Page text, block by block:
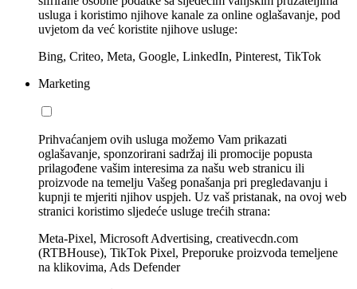
usluga i koristimo njihove kanale za online oglašavanje, pod
uvjetom da već koristite njihove usluge:
Bing, Criteo, Meta, Google, LinkedIn, Pinterest, TikTok
Marketing
Prihvaćanjem ovih usluga možemo Vam prikazati
oglašavanje, sponzorirani sadržaj ili promocije popusta
prilagođene vašim interesima za našu web stranicu ili
proizvode na temelju Vašeg ponašanja pri pregledavanju i
kupnji te mjeriti njihov uspjeh. Uz vaš pristanak, na ovoj web
stranici koristimo sljedeće usluge trećih strana:
Meta-Pixel, Microsoft Advertising, creativecdn.com
(RTBHouse), TikTok Pixel, Preporuke proizvoda temeljene
na klikovima, Ads Defender